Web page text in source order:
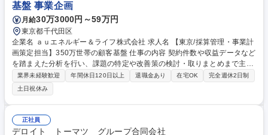
基盤 事業企画
月給30万3000円～59万円
東京都千代田区
企業名 ａｕエネルギー＆ライフ株式会社 求人名 【東京/採算管理・事業計
画策定担当】350万世帯の顧客基盤 仕事の内容 契約件数や収益データなど
を踏まえた分析を行い、課題の特定や改善策の検討・取りまとめまで主導
していただく事業採算管理および事業計画策定をお任せいたします。 【事
業採算管理】 ■実績と計画の差異分析■差異要因の特定・分析■改善施策の
検討・関係部門との調整■経営層向け報告資料の作成・報告 【事業計画策
定】 ■各部門への計画策定依頼■計画内容の精査および取りまとめ■収支計
画の作成■経営層向け報告■複数部門と連携した全社計画の推進 募集職種
【東京/採算管理・事業計画策定担当】350万世帯の顧客基盤
業界未経験歓迎 年間休日120日以上 退職金あり 在宅OK
完全週休2日制
土日祝休み
正社員
デロイト トーマツ グループ合同会社